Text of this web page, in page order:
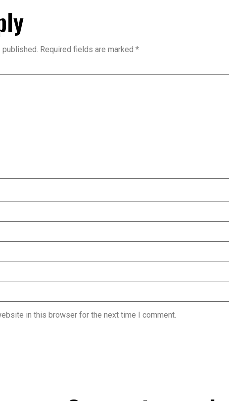
Required fields are marked *
in this browser for the next time I comment.